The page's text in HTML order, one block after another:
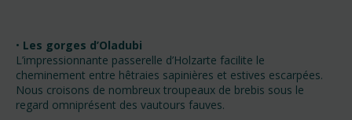
• Les gorges d’Oladubi
L’impressionnante passerelle d’Holzarte facilite le
cheminement entre hêtraies sapinières et estives escarpées.
Nous croisons de nombreux troupeaux de brebis sous le
regard omniprésent des vautours fauves.